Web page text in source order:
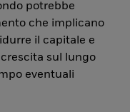
potrebbe
che implicano
il capitale e
sul lungo
eventuali